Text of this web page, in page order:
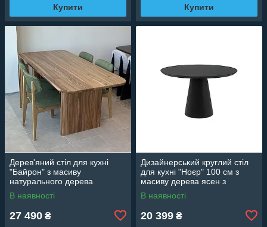
Купити Купити
Дерев'яний стіл для кухні
"Байрон" з масиву
натурального дерева
В наявності
27 490 ₴
Дизайнерський круглий стіл
для кухні "Ноєр" 100 см з
масиву дерева ясен з
авторським зрізом
В наявності
20 399 ₴